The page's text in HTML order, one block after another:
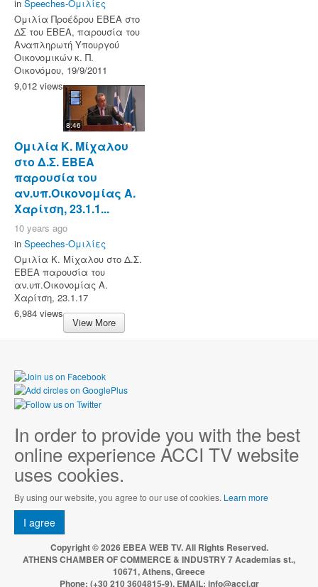
in Speeches-Ομιλίες
Ομιλία Προέδρου ΕΒΕΑ στο
ΔΣ του ΕΒΕΑ, παρουσία του
Αναπληρωτή Υπουργού
Οικονομικών κ. Π.
Οικονόμου, 19/9/2011
9,012 views
8:46
Ομιλία Κ. Μίχαλου
στο Δ.Σ. ΕΒΕΑ
παρουσία του
αν.υπ.Οικονομίας Α.
Χαρίτση, 23.1.1...
10 years ago
in Speeches-Ομιλίες
Ομιλία Κ. Μίχαλου στο Δ.Σ.
ΕΒΕΑ παρουσία του
αν.υπ.Οικονομίας Α.
Χαρίτση, 23.1.17
6,984 views
View More
In order to provide you with the best
online experience ACCI TV website
uses cookies.
By using our website, you agree to our use of cookies. Learn more
I agree
Copyright © 2026 EBEA WEB TV. All Rights Reserved.
ATHENS CHAMBER OF COMMERCE & INDUSTRY 7 Academias st.,
10671, Athens, Greece
Phone: (+30 210 3604815-9), EMAIL: info@acci.gr